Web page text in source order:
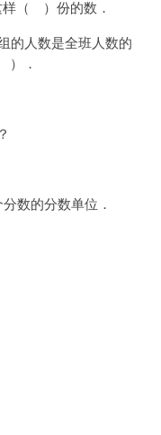
（ ）份的数．
的人数是全班人数的
）．
数的分数单位．